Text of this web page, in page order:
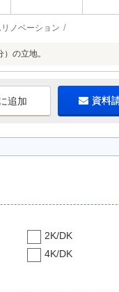
リノベーション
の立地。
追加 資料
2K/DK
4K/DK